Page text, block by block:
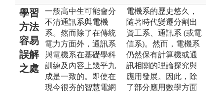
學習
方法
容易
誤解
之處
一般高中生可能會分
不清通訊系與電機
系。然而除了在傳統
電力方面外，通訊系
與電機系在基礎學科
訓練及內容上幾乎九
成是一致的。即使在
現今很夯的智慧電網
電機系的歷史悠久，
隨著時代變遷分割出
資工系、通訊系 (或電
信系)。然而，電機系
仍然保有計算機或通
訊相關的理論探究與
應用發展。因此，除
了部分應用數學方面